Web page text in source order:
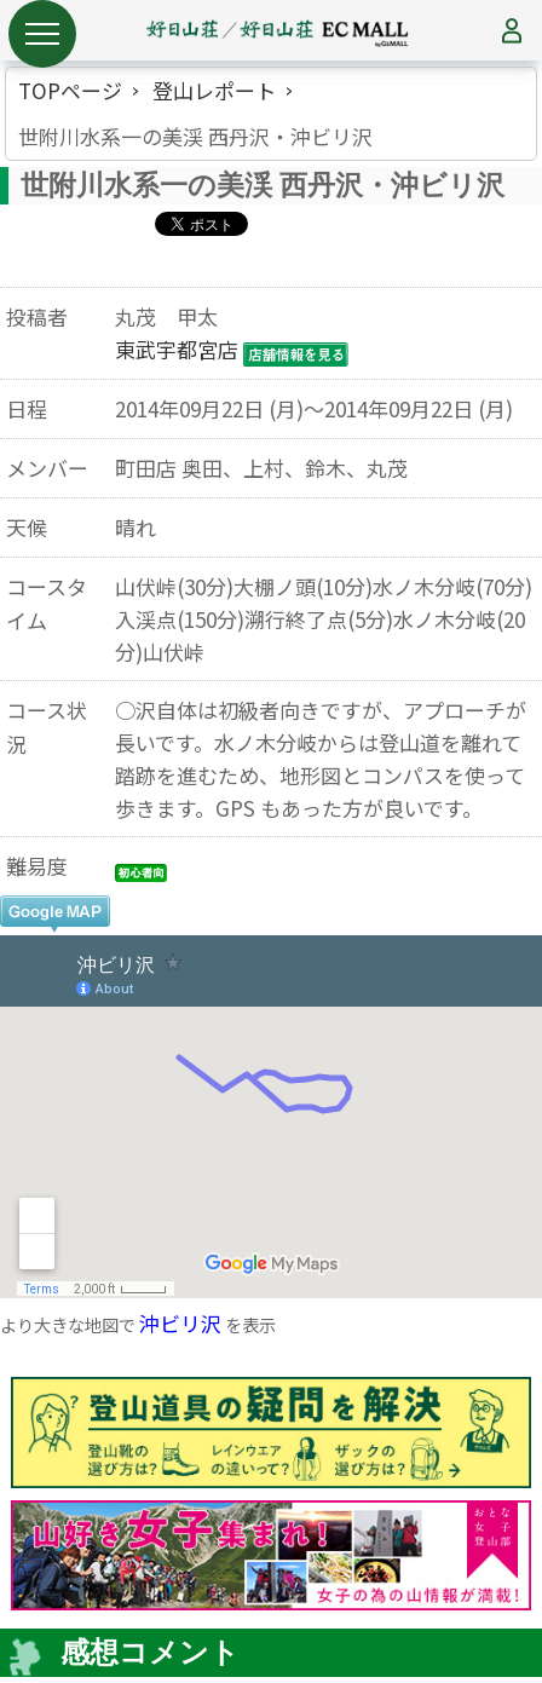
TOPページ
登山レポート
世附川水系一の美渓 西丹沢・沖ビリ沢
世附川水系一の美渓 西丹沢・沖ビリ沢
投稿者
丸茂 甲太
東武宇都宮店
日程
2014年09月22日 (月)～2014年09月22日 (月)
メンバー
町田店 奥田、上村、鈴木、丸茂
天候
晴れ
コースタ
イム
山伏峠(30分)大棚ノ頭(10分)水ノ木分岐(70分)
入渓点(150分)溯行終了点(5分)水ノ木分岐(20
分)山伏峠
コース状
況
○沢自体は初級者向きですが、アプローチが
長いです。水ノ木分岐からは登山道を離れて
踏跡を進むため、地形図とコンパスを使って
歩きます。GPS もあった方が良いです。
難易度
より大きな地図で 沖ビリ沢 を表示
感想コメント